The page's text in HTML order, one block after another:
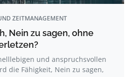
ZEITMANAGEMENT
Nein zu sagen, ohne
und anspruchsvollen
die Fähigkeit, Nein zu sagen,